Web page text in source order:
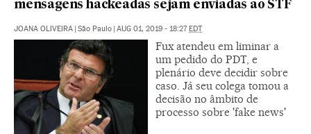
mensagens hackeadas sejam enviadas ao STF
JOANA OLIVEIRA | São Paulo | AUG 01, 2019 - 18:27EDT
Fux atendeu em liminar a
um pedido do PDT, e
plenário deve decidir sobre
caso. Já seu colega tomou a
decisão no âmbito de
processo sobre 'fake news'